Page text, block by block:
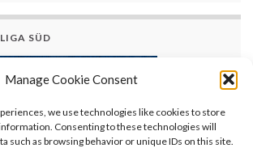
Manage Cookie Consent
we use technologies like cookies to store
Consenting to these technologies will
such as browsing behavior or unique IDs on this site.
SÜD